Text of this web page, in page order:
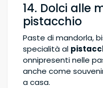
14. Dolci alle
pistacchio
Paste di mandorla,
specialità al
onnipresenti nelle
anche come
a casa.